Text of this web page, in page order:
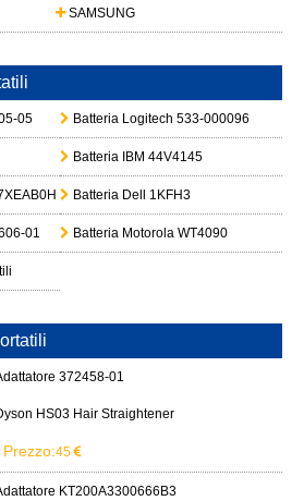
SAMSUNG
05 Batteria Logitech 533-000096
Batteria IBM 44V4145
Batteria Dell 1KFH3
01 Batteria Motorola WT4090
372458-01
HS03 Hair Straightener
Prezzo:45
KT200A3300666B3